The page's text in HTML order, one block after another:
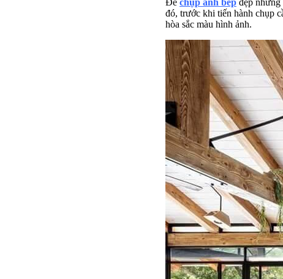
đó, trước khi tiến hành chụp
hòa sắc màu hình ảnh.